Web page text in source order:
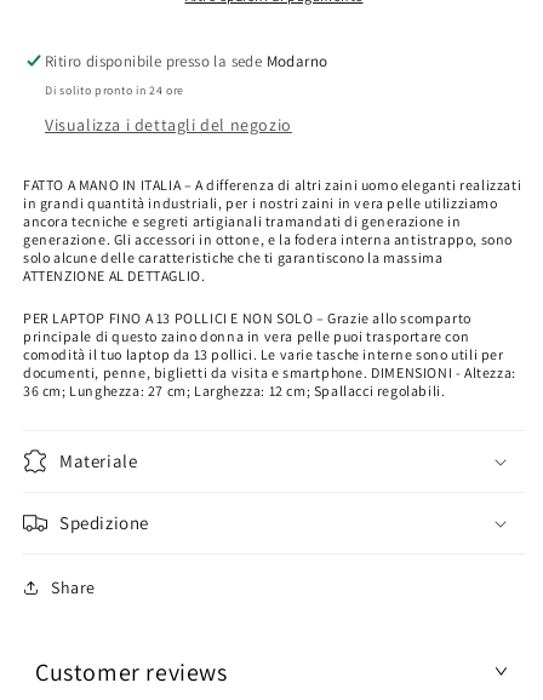
da
Esperti
Artigiani
in
Pelle
per
PC
13
Pollici
–
Zaino
Vintage
Spallacci
da
Esperti
Artigiani
Zaino
in
Pelle
per
PC
13
Pollici
–
Zaino
Ritiro disponibile presso la sede Modarno
Di solito pronto in 24 ore
Visualizza i dettagli del negozio
FATTO A MANO IN ITALIA – A differenza di altri zaini uomo eleganti realizzati
in grandi quantità industriali, per i nostri zaini in vera pelle utilizziamo
ancora tecniche e segreti artigianali tramandati di generazione in
generazione. Gli accessori in ottone, e la fodera interna antistrappo, sono
solo alcune delle caratteristiche che ti garantiscono la massima
ATTENZIONE AL DETTAGLIO.
PER LAPTOP FINO A 13 POLLICI E NON SOLO – Grazie allo scomparto
principale di questo zaino donna in vera pelle puoi trasportare con
comodità il tuo laptop da 13 pollici. Le varie tasche interne sono utili per
documenti, penne, biglietti da visita e smartphone. DIMENSIONI - Altezza:
36 cm; Lunghezza: 27 cm; Larghezza: 12 cm; Spallacci regolabili.
Materiale
Spedizione
Share
Customer reviews